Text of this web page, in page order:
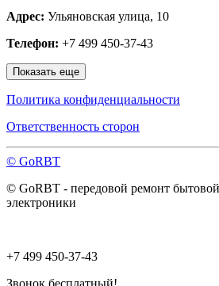
Наро-Фоминск
Ногинск
Одинцово
Ожерелье
Орехово-Зуево
Пересвет
Подольск
Протвино
Пущино
Раменское
Руза
Сергиев Посад
Серпухов
Адрес: Ульяновская улица, 10
Телефон: +7 499 450-37-43
Показать еще
Политика конфиденциальности
Ответственность сторон
© GoRBT
© GoRBT - передовой ремонт
электроники
+7 499 450-37-43